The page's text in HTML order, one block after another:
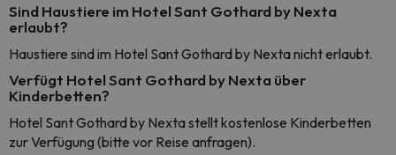
Sind Haustiere im Hotel Sant Gothard by Nexta
erlaubt?
Haustiere sind im Hotel Sant Gothard by Nexta nicht erlaubt.
Verfügt Hotel Sant Gothard by Nexta über
Kinderbetten?
Hotel Sant Gothard by Nexta stellt kostenlose Kinderbetten
zur Verfügung (bitte vor Reise anfragen).